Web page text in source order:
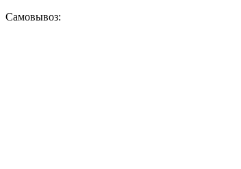
Самовывоз: